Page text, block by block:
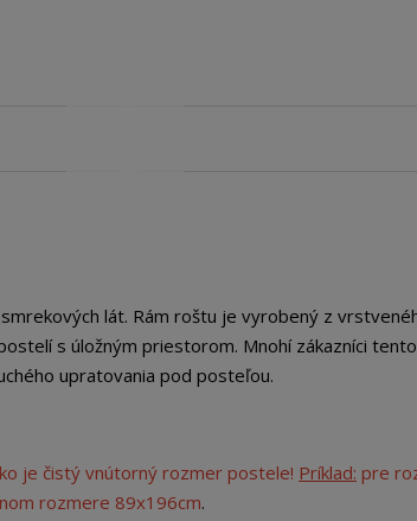
lát. Rám roštu je vyrobený z
s úložným priestorom. Mnohí zákazníci
upratovania pod posteľou.
je čistý vnútorný rozmer postele! Príklad: pre
rozmere 89x196cm.